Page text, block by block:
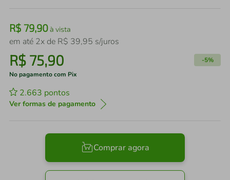
R$ 79,90à vista
em até 2x de R$ 39,95 s/juros
R$ 75,90 -5%
No pagamento com Pix
2.663 pontos
Ver formas de pagamento
Comprar agora